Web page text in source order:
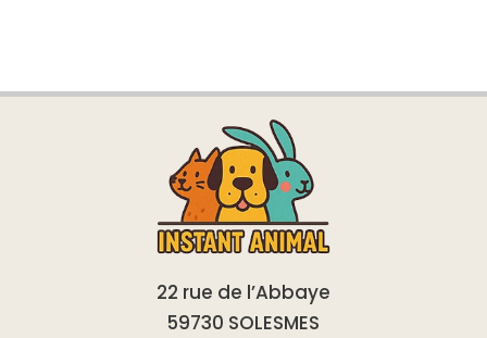
22 rue de l’Abbaye
59730 SOLESMES